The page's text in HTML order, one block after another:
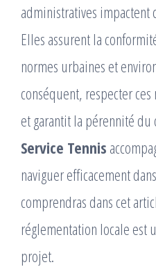
administratives
Elles assurent la
normes urbaines et
conséquent, respecter
et garantit la pérennité
Service Tennis
naviguer efficacement
comprendras dans cet
réglementation locale est
projet.